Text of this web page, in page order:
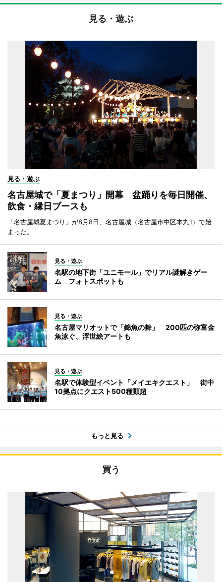
見る・遊ぶ
見る・遊ぶ
名古屋城で「夏まつり」開幕 盆踊りを毎日開催、
飲食・縁日ブースも
「名古屋城夏まつり」が8月8日、名古屋城（名古屋市中区本丸1）で始
まった。
見る・遊ぶ
名駅の地下街「ユニモール」でリアル謎解きゲー
ム フォトスポットも
見る・遊ぶ
名古屋マリオットで「錦魚の舞」 200匹の弥富金
魚泳ぐ、浮世絵アートも
見る・遊ぶ
名駅で体験型イベント「メイエキクエスト」 街中
10拠点にクエスト500種類超
もっと見る
買う